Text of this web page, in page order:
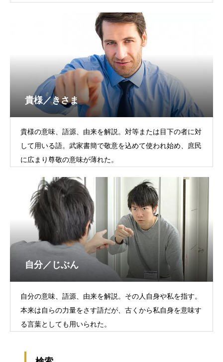
貴様／きさま
貴様の意味、語源、由来を解説。対等または目下の者に対
して用いる語。武家書簡で敬意を込めて使われ始め、庶民
に広まり尊敬の意味が薄れた。
自分／じぶん
自分の意味、語源、由来を解説。その人自身や私を指す。
本来は自らの力量をさす語だが、古くから私自身を意味す
る言葉としても用いられた。